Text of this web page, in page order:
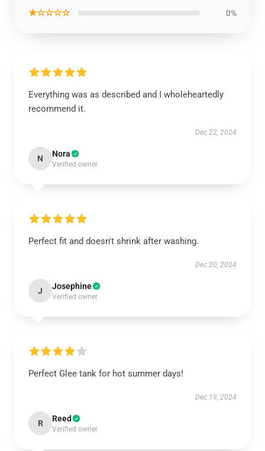
★☆☆☆☆ 0%
Everything was as described and I wholeheartedly
recommend it.
Dec 22, 2024
N Nora
Verified owner
Perfect fit and doesn't shrink after washing.
Dec 20, 2024
J Josephine
Verified owner
Perfect Glee tank for hot summer days!
Dec 19, 2024
R Reed
Verified owner